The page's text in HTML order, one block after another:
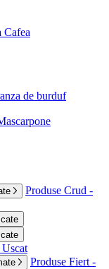
Cafea
de burduf
Produse Crud -
Produse Fiert -